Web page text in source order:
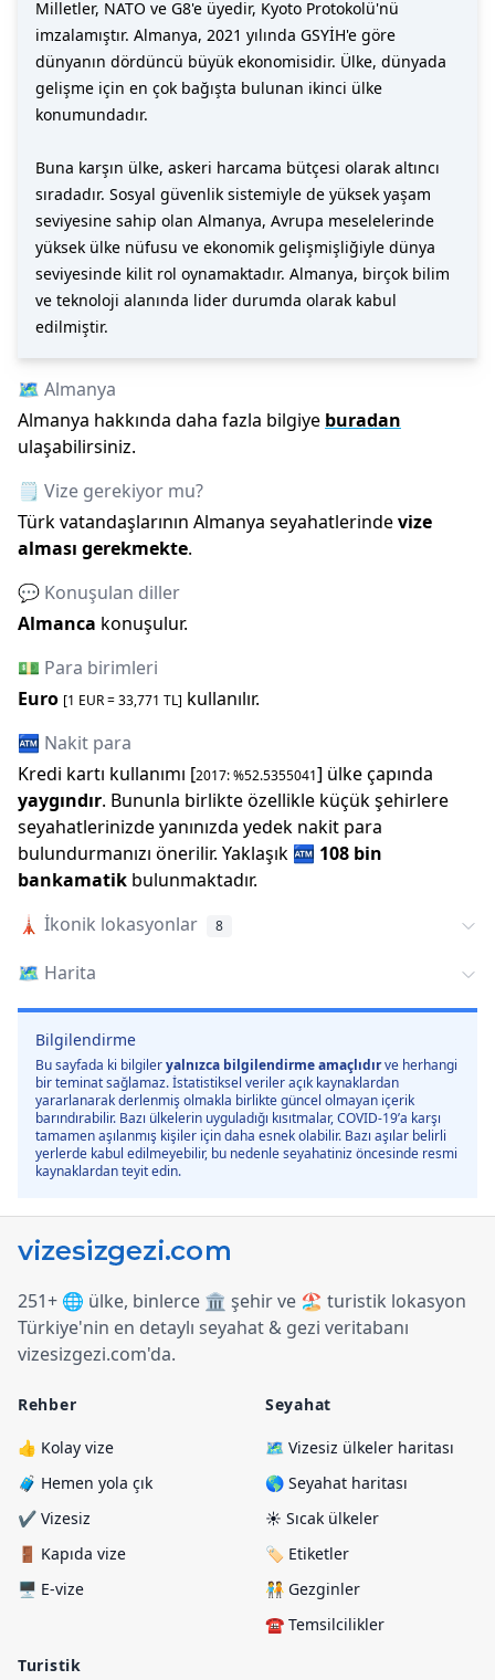
Milletler, NATO ve G8'e üyedir, Kyoto Protokolü'nü
imzalamıştır. Almanya, 2021 yılında GSYİH'e göre
dünyanın dördüncü büyük ekonomisidir. Ülke, dünyada
gelişme için en çok bağışta bulunan ikinci ülke
konumundadır.
Buna karşın ülke, askeri harcama bütçesi olarak altıncı
sıradadır. Sosyal güvenlik sistemiyle de yüksek yaşam
seviyesine sahip olan Almanya, Avrupa meselelerinde
yüksek ülke nüfusu ve ekonomik gelişmişliğiyle dünya
seviyesinde kilit rol oynamaktadır. Almanya, birçok bilim
ve teknoloji alanında lider durumda olarak kabul
edilmiştir.
🗺️ Almanya
Almanya hakkında daha fazla bilgiye buradan
ulaşabilirsiniz.
🗒️ Vize gerekiyor mu?
Türk vatandaşlarının Almanya seyahatlerindevize
alması gerekmekte.
💬 Konuşulan diller
Almanca konuşulur.
💵 Para birimleri
Euro [1 EUR=33,771 TL] kullanılır.
🏧 Nakit para
Kredi kartı kullanımı [2017: %52.5355041] ülke çapında
yaygındır. Bununla birlikte özellikle küçük şehirlere
seyahatlerinizde yanınızda yedek nakit para
bulundurmanızı önerilir. Yaklaşık 🏧 108 bin
bankamatik bulunmaktadır.
🗼 İkonik lokasyonlar 8
🗺️ Harita
Bilgilendirme
Bu sayfada ki bilgileryalnızca bilgilendirme amaçlıdırve herhangi
bir teminat sağlamaz. İstatistiksel veriler açık kaynaklardan
yararlanarak derlenmiş olmakla birlikte güncel olmayan içerik
barındırabilir. Bazı ülkelerin uyguladığı kısıtmalar, COVID-19’a karşı
tamamen aşılanmış kişiler için daha esnek olabilir. Bazı aşılar belirli
yerlerde kabul edilmeyebilir, bu nedenle seyahatiniz öncesinde resmi
kaynaklardan teyit edin.
251+ 🌐 ülke, binlerce 🏛️ şehir ve 🏖️ turistik lokasyon
Türkiye'nin en detaylı seyahat & gezi veritabanı
vizesizgezi.com'da.
Rehber
👍 Kolay vize
🧳 Hemen yola çık
✔️ Vizesiz
🚪 Kapıda vize
🖥️ E-vize
Turistik
Seyahat
🗺️ Vizesiz ülkeler haritası
🌎 Seyahat haritası
☀️ Sıcak ülkeler
🏷️ Etiketler
🧑‍🤝‍🧑 Gezginler
☎️ Temsilcilikler